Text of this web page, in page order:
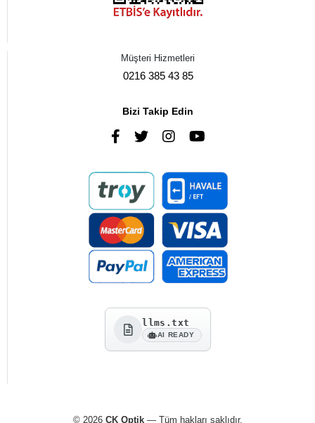
Müşteri Hizmetleri
0216 385 43 85
Bizi Takip Edin
llms.txt
AI READY
© 2026 CK Optik— Tüm hakları saklıdır.